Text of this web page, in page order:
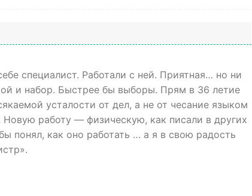
специалист. Работали с ней. Приятная… но ни
и набор. Быстрее бы выборы. Прям в 36 летие
усталости от дел, а не от чесание языком
работу — физическую, как писали в других
понял, как оно работать … а я в свою радость